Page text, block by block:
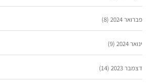
פברואר 2024 (8)
ינואר 2024 (9)
דצמבר 2023 (14)